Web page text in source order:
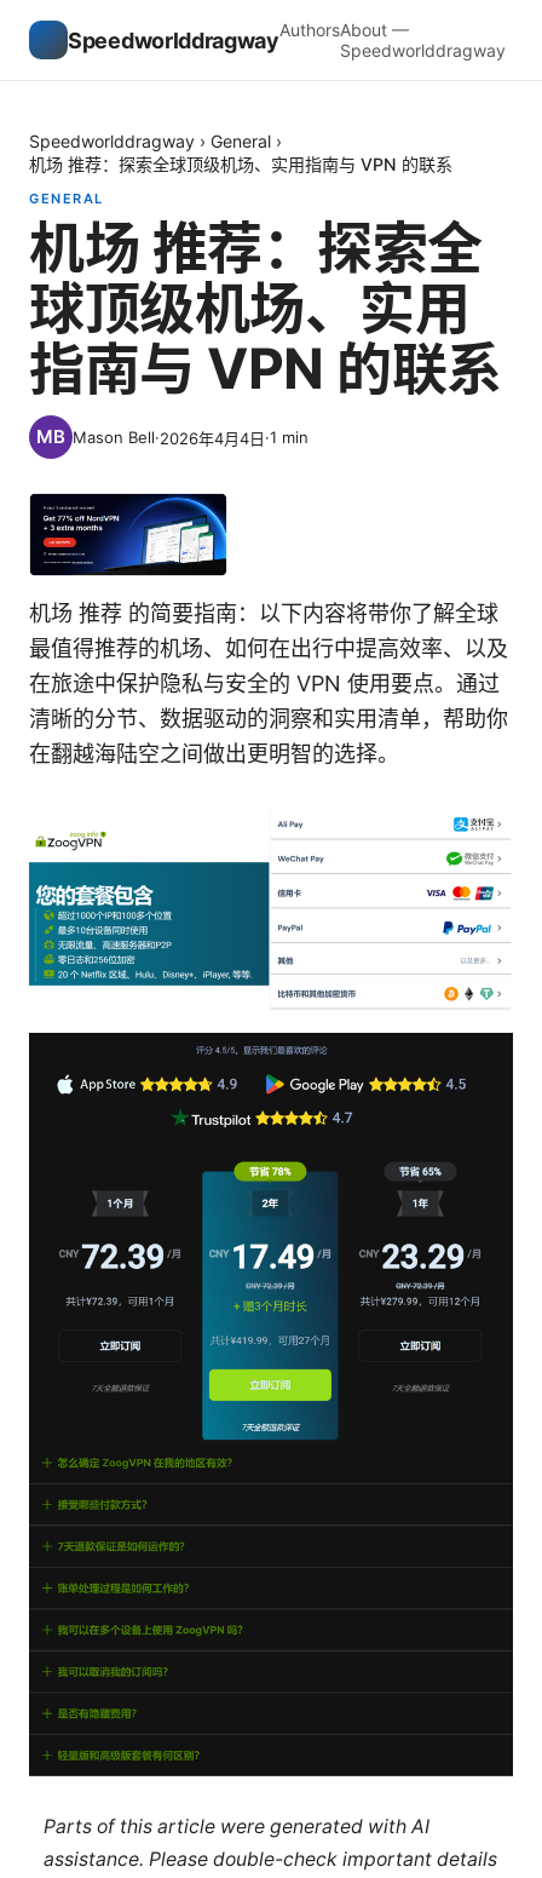
SpeedworlddragwayAuthorsAbout —
Speedworlddragway
Speedworlddragway › General ›
机场 推荐：探索全球顶级机场、实用指南与 VPN 的联系
GENERAL
机场 推荐：探索全
球顶级机场、实用
指南与 VPN 的联系
Mason Bell·2026年4月4日·1 min
机场 推荐 的简要指南：以下内容将带你了解全球
最值得推荐的机场、如何在出行中提高效率、以及
在旅途中保护隐私与安全的 VPN 使用要点。通过
清晰的分节、数据驱动的洞察和实用清单，帮助你
在翻越海陆空之间做出更明智的选择。
Parts of this article were generated with AI
assistance. Please double-check important details